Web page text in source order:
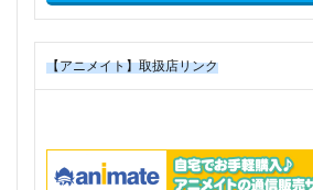
【アニメイト】取扱店リンク